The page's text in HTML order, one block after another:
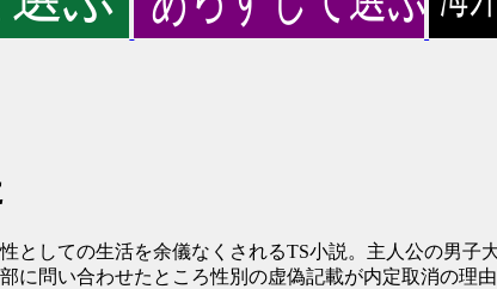
としての生活を余儀なくされるTS小説。主人公の男子
に問い合わせたところ性別の虚偽記載が内定取消の理